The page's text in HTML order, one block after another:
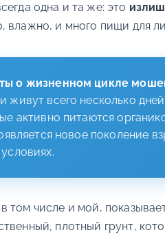
одна и та же: это
влажно, и много пищи для
о жизненном цикле
живут всего несколько
активно питаются
новое поколение
том числе и мой,
плотный грунт,